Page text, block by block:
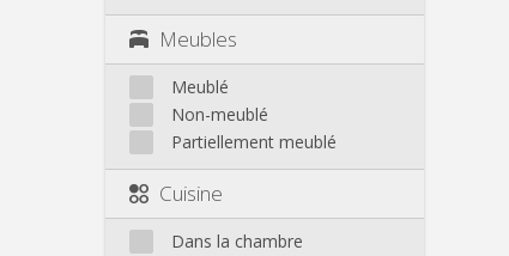
Meubles
Meublé
Non-meublé
Partiellement meublé
Cuisine
Dans la chambre